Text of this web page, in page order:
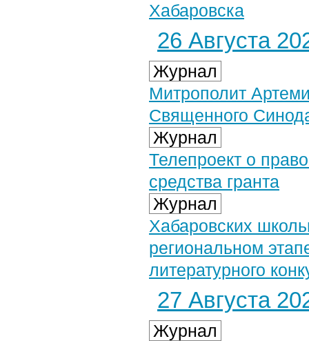
Хабаровска
26 Августа
Журнал
Митрополит
Священного
Журнал
Телепроект о
средства гранта
Журнал
Хабаровских
региональном
литературного
27 Августа
Журнал